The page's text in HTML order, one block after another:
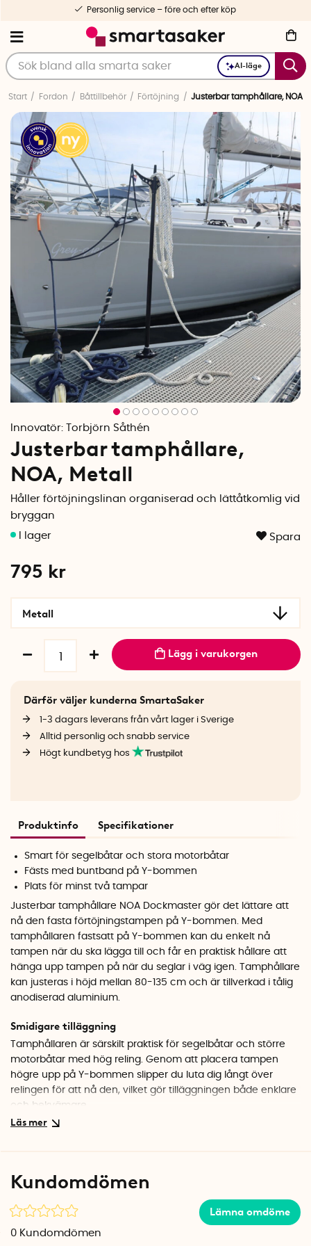
AI-läge
Personlig service – före och efter köp
Start Fordon Båttillbehör Förtöjning Justerbar tamphållare, NOA
Innovatör: Torbjörn Såthén
Justerbar tamphållare,
NOA, Metall
Håller förtöjningslinan organiserad och lättåtkomlig vid
bryggan
Spara
795 kr
Metall
Lägg i varukorgen
Därför väljer kunderna SmartaSaker
1-3 dagars leverans från vårt lager i Sverige
Alltid personlig och snabb service
Högt kundbetyg hos
Produktinfo Specifikationer
Smart för segelbåtar och stora motorbåtar
Fästs med buntband på Y-bommen
Plats för minst två tampar
Justerbar tamphållare NOA Dockmaster gör det lättare att
nå den fasta förtöjningstampen på Y-bommen. Med
tamphållaren fastsatt på Y-bommen kan du enkelt nå
tampen när du ska lägga till och får en praktisk hållare att
hänga upp tampen på när du seglar i väg igen. Tamphållare
kan justeras i höjd mellan 80-135 cm och är tillverkad i tålig
anodiserad aluminium.
Smidigare tilläggning
Tamphållaren är särskilt praktisk för segelbåtar och större
motorbåtar med hög reling. Genom att placera tampen
högre upp på Y-bommen slipper du luta dig långt över
relingen för att nå den, vilket gör tilläggningen både enklare
och bekvämare.
platsen, vilket ger en mer ordnad och organiserad båtplats.
Hållbar konstruktion för marina miljöer
Tamphållaren är justerbar mellan 80 och 135 cm i höjd och
Kundomdömen
Lämna omdöme
0 Kundomdömen